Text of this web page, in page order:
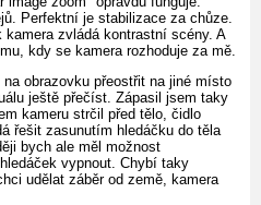
Perfektní je stabilizace za chůze.
zvládá kontrastní scény. A
kdy se kamera rozhoduje za mě.
obrazovku přeostřit na jiné místo
ještě přečíst. Zápasil jsem taky
kameru strčil před tělo, čidlo
řešit zasunutím hledáčku do těla
bych ale měl možnost
vypnout. Chybí taky
udělat záběr od země, kamera